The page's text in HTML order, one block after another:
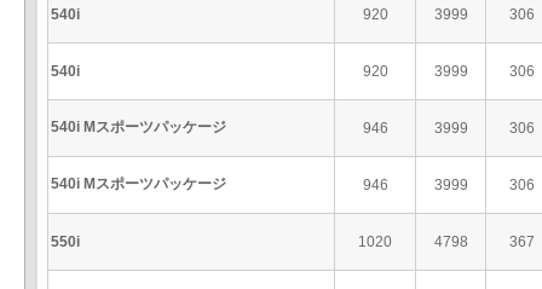
540i 920 3999 306
540i 920 3999 306
540i Mスポーツパッケージ 946 3999 306
540i Mスポーツパッケージ 946 3999 306
550i 1020 4798 367